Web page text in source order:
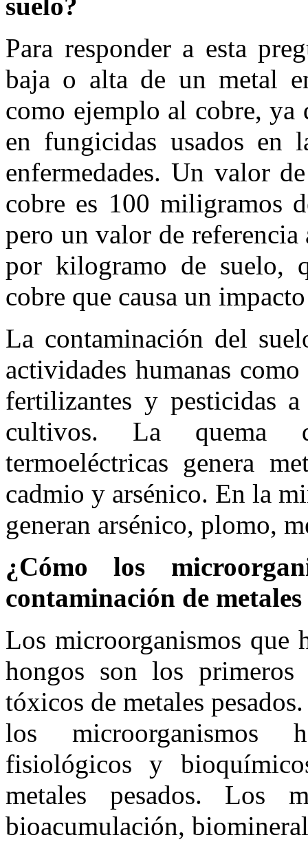
suelo?
Para responder a esta
baja o alta de un metal
como ejemplo al cobre, ya
en fungicidas usados en
enfermedades. Un valor
cobre es 100 miligramos
pero un valor de
por kilogramo de suelo,
cobre que causa un
La contaminación del
actividades humanas
fertilizantes y pesticidas
cultivos. La quema
termoeléctricas genera
cadmio y arsénico. En la
generan arsénico, plomo,
¿Cómo los
contaminación de metales
Los microorganismos que
hongos son los
tóxicos de metales
los microorganismos
fisiológicos y
metales pesados. Los
bioacumulación,